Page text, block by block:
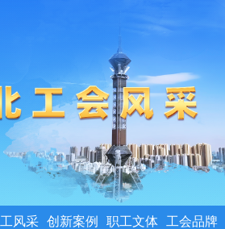
风采 创新案例 职工文体 工会品牌